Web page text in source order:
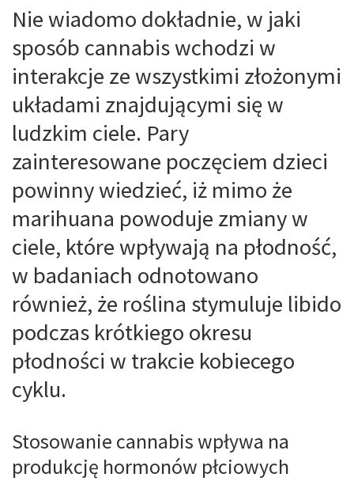
Nie wiadomo dokładnie, w jaki
sposób cannabis wchodzi w
interakcje ze wszystkimi złożonymi
układami znajdującymi się w
ludzkim ciele. Pary
zainteresowane poczęciem dzieci
powinny wiedzieć, iż mimo że
marihuana powoduje zmiany w
ciele, które wpływają na płodność,
w badaniach odnotowano
również, że roślina stymuluje libido
podczas krótkiego okresu
płodności w trakcie kobiecego
cyklu.
Stosowanie cannabis wpływa na
produkcję hormonów płciowych